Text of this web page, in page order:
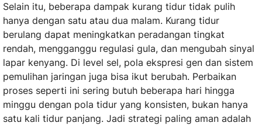
Selain itu, beberapa dampak kurang tidur tidak pulih
hanya dengan satu atau dua malam. Kurang tidur
berulang dapat meningkatkan peradangan tingkat
rendah, mengganggu regulasi gula, dan mengubah sinyal
lapar kenyang. Di level sel, pola ekspresi gen dan sistem
pemulihan jaringan juga bisa ikut berubah. Perbaikan
proses seperti ini sering butuh beberapa hari hingga
minggu dengan pola tidur yang konsisten, bukan hanya
satu kali tidur panjang. Jadi strategi paling aman adalah